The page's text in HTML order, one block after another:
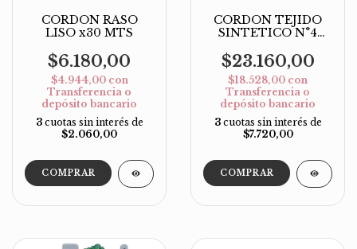
CORDON RASO
LISO x30 MTS
$6.180,00
$4.944,00 con
Transferencia o
depósito bancario
3 cuotas sin interés de
$2.060,00
COMPRAR
CORDON TEJIDO
SINTETICO N°4
$23.160,00
$18.528,00 con
Transferencia o
depósito bancario
3 cuotas sin interés de
$7.720,00
COMPRAR